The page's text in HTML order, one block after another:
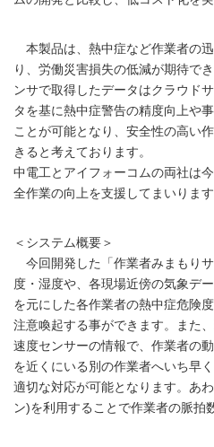
本製品は、熱中症など作業者の
り、労働災害損失の低減が期待で
ンサで取得したデータはクラウド
タを基に熱中症警告の精度向上や
ことが可能となり、安全性の高い
きると考えております。
中電工とアイフォーコムの両社は
全作業の向上を支援してまいります
＜システム概要＞
今回開発した「作業者みまもり
度・湿度や、各現場近傍の気象デ
を元にした各作業者の熱中症危険
注意喚起する事ができます。また
速度センサーの情報で、作業者の
を近くにいる別の作業者へいち早
適切な対応が可能となります。あ
ン)を利用することで作業者の脈拍